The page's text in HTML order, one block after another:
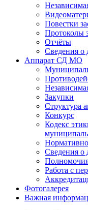
Повестки
Протоколы
Отчёты
Сведения о
Аппарат СД МО
Закупки
Структура
Конкурс
Кодекс
Сведения о
Работа с
Фотогалерея
Важная